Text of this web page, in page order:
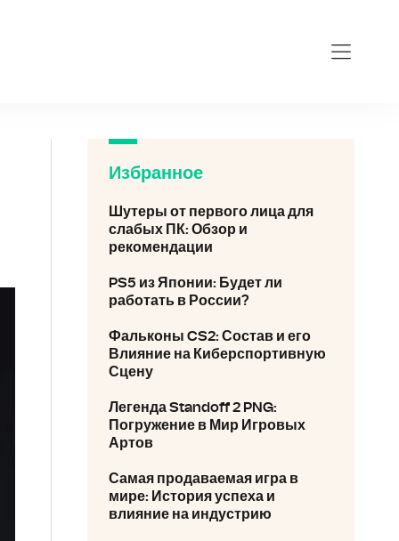
Избранное
Шутеры от первого лица для
слабых ПК: Обзор и
рекомендации
PS5 из Японии: Будет ли
работать в России?
Фальконы CS2: Состав и его
Влияние на Киберспортивную
Сцену
Легенда Standoff 2 PNG:
Погружение в Мир Игровых
Артов
Самая продаваемая игра в
мире: История успеха и
влияние на индустрию